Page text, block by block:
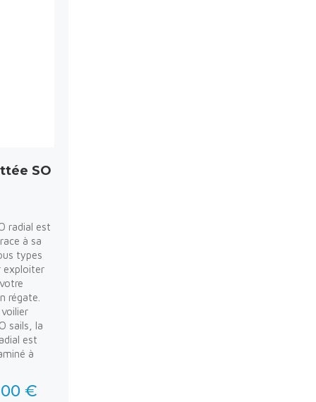
SO
radial est
à sa
types
exploiter
régate.
sails, la
est
à
€